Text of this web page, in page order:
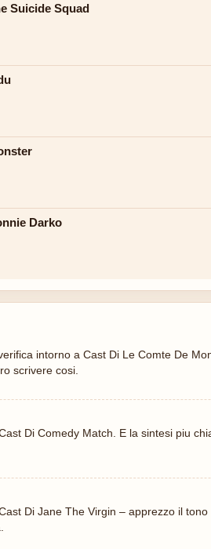
Suicide Squad
Darko
intorno a Cast Di Le Comte De
scrivere cosi.
Di Comedy Match. E la sintesi piu
Di Jane The Virgin – apprezzo il